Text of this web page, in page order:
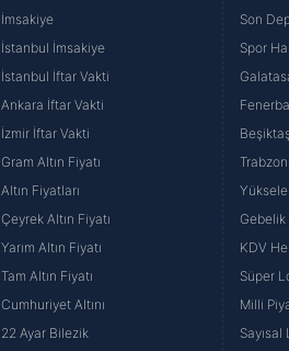
İmsakiye
İstanbul İmsakiye
İstanbul İftar Vakti
Ankara İftar Vakti
İzmir İftar Vakti
Gram Altın Fiyatı
Altın Fiyatları
Çeyrek Altın Fiyatı
Yarım Altın Fiyatı
Tam Altın Fiyatı
Cumhuriyet Altını
22 Ayar Bilezik
Son
Spor
Gebelik
KDV
Süper
Milli
Sayısal